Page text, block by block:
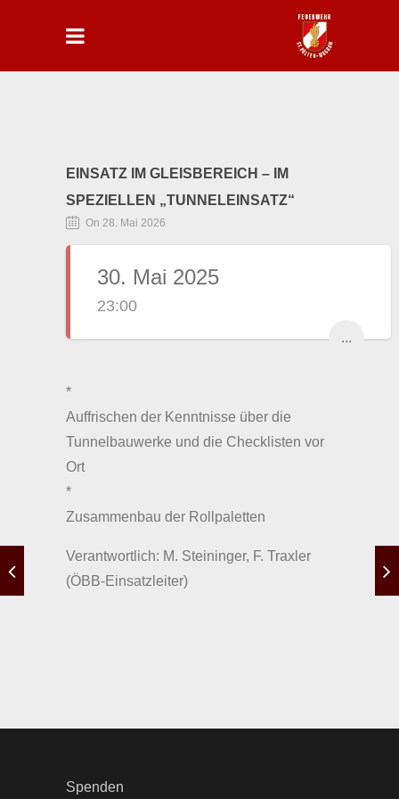
EINSATZ IM GLEISBEREICH – IM
SPEZIELLEN „TUNNELEINSATZ“
On 28. Mai 2026
30. Mai 2025
23:00
...
*
Auffrischen der Kenntnisse über die
Tunnelbauwerke und die Checklisten vor
Ort
*
Zusammenbau der Rollpaletten
Verantwortlich: M. Steininger, F. Traxler
(ÖBB-Einsatzleiter)
Spenden